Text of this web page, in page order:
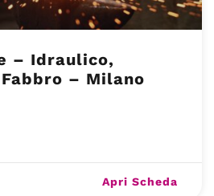
– Idraulico,
– Milano
Apri Scheda